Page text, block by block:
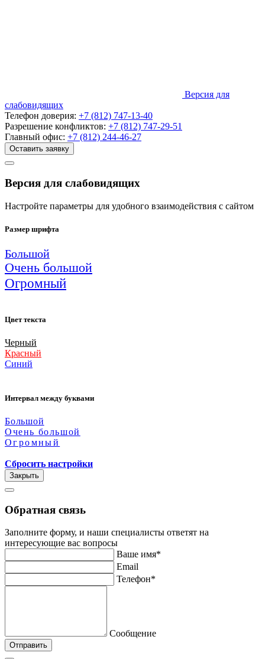
Версия для
слабовидящих
Телефон доверия: +7 (812) 747-13-40
Разрешение конфликтов: +7 (812) 747-29-51
Главный офис: +7 (812) 244-46-27
Оставить заявку
Версия для слабовидящих
Настройте параметры для удобного взаимодействия с сайтом
Размер шрифта
Большой
Очень большой
Огромный
Цвет текста
Черный
Красный
Синий
Интервал между буквами
Большой
Очень большой
Огромный
Сбросить настройки
Закрыть
Обратная связь
Заполните форму, и наши специалисты ответят на
интересующие вас вопросы
Ваше имя*
Email
Телефон*
Сообщение
Отправить